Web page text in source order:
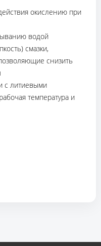
окислению при
водой
смазки,
снизить
с литиевыми
температура и